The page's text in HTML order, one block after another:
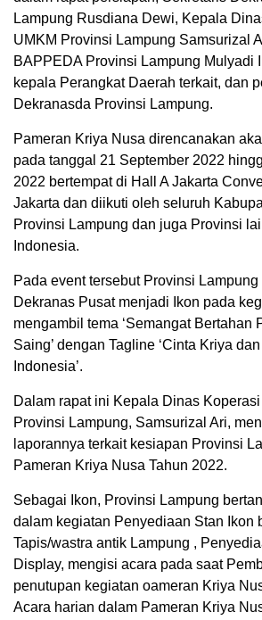
Lampung Rusdiana Dewi, Kepala
UMKM Provinsi Lampung Samsurizal
BAPPEDA Provinsi Lampung Mulyadi
kepala Perangkat Daerah terkait, dan
Dekranasda Provinsi Lampung.
Pameran Kriya Nusa direncanakan
pada tanggal 21 September 2022
2022 bertempat di Hall A Jakarta
Jakarta dan diikuti oleh seluruh
Provinsi Lampung dan juga Provinsi
Indonesia.
Pada event tersebut Provinsi
Dekranas Pusat menjadi Ikon pada
mengambil tema ‘Semangat Bertahan
Saing’ dengan Tagline ‘Cinta Kriya
Indonesia’.
Dalam rapat ini Kepala Dinas
Provinsi Lampung, Samsurizal Ari,
laporannya terkait kesiapan Provinsi
Pameran Kriya Nusa Tahun 2022.
Sebagai Ikon, Provinsi Lampung
dalam kegiatan Penyediaan Stan Ikon
Tapis/wastra antik Lampung ,
Display, mengisi acara pada saat
penutupan kegiatan oameran Kriya
Acara harian dalam Pameran Kriya